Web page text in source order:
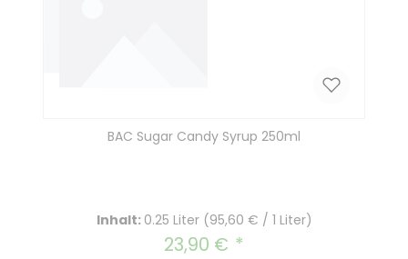
BAC Sugar Candy Syrup 250ml
Inhalt: 0.25 Liter (95,60 € / 1 Liter)
Regulärer Preis:
23,90 €